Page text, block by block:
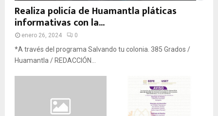
Realiza policía de Huamantla pláticas
informativas con la...
enero 26, 2024 0
*A través del programa Salvando tu colonia. 385 Grados /
Huamantla / REDACCIÓN...